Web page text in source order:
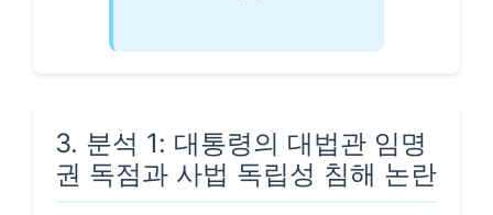
3. 분석 1: 대통령의 대법관 임명
권 독점과 사법 독립성 침해 논란